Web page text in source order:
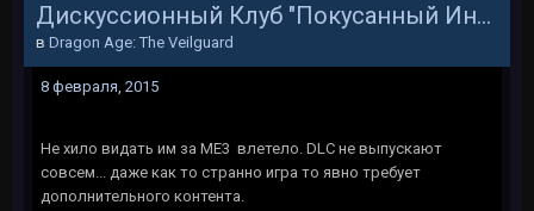
Дискуссионный Клуб "Покусанный Инквизитор"
в Dragon Age: The Veilguard
8 февраля, 2015
Не хило видать им за МЕ3 влетело. DLC не выпускают
совсем... даже как то странно игра то явно требует
дополнительного контента.